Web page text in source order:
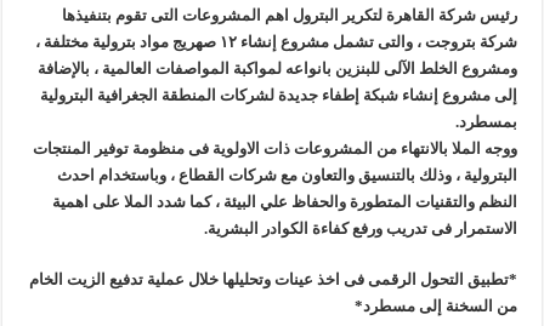
رئيس شركة القاهرة لتكرير البترول اهم المشروعات التى تقوم بتنفيذها
شركة بتروجت ، والتى تشمل مشروع إنشاء ١٢ صهريج مواد بترولية مختلفة ،
ومشروع الخلط الآلى للبنزين بانواعه لمواكبة المواصفات العالمية ، بالإضافة
إلى مشروع إنشاء شبكة إطفاء جديدة لشركات المنطقة الجغرافية البترولية
بمسطرد.
ووجه الملا بالانتهاء من المشروعات ذات الاولوية فى منظومة توفير المنتجات
البترولية ، وذلك بالتنسيق والتعاون مع شركات القطاع ، وباستخدام احدث
النظم والتقنيات المتطورة والحفاظ علي البيئة ، كما شدد الملا على اهمية
الاستمرار فى تدريب ورفع كفاءة الكوادر البشرية.
*تطبيق التحول الرقمى فى اخذ عينات وتحليلها خلال عملية تدفيع الزيت الخام
من السخنة إلى مسطرد*